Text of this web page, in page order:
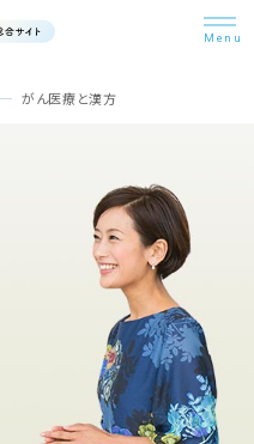
がん医療と漢方